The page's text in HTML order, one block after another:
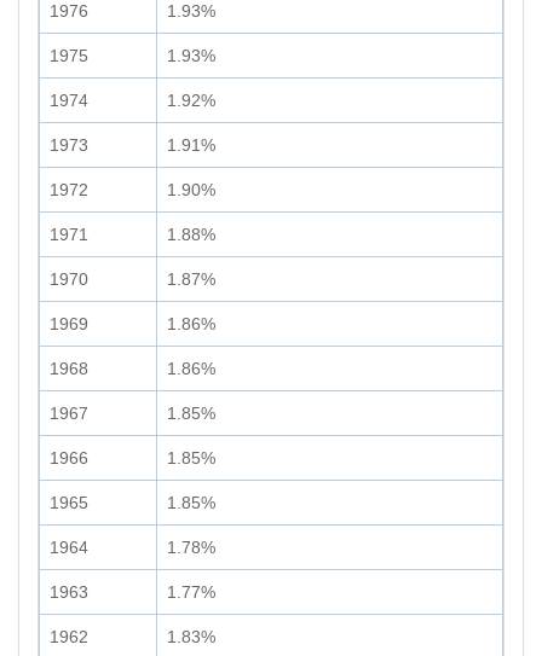
1976 1.93%
1975 1.93%
1974 1.92%
1973 1.91%
1972 1.90%
1971 1.88%
1970 1.87%
1969 1.86%
1968 1.86%
1967 1.85%
1966 1.85%
1965 1.85%
1964 1.78%
1963 1.77%
1962 1.83%